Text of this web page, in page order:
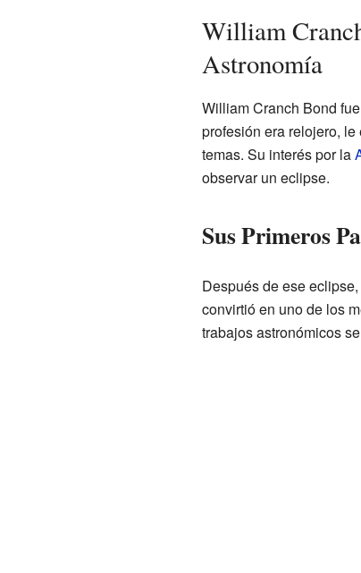
William
Astronomía
William Cranch Bond
profesión era relojero,
temas. Su interés por la
observar un eclipse.
Sus Primeros
Después de ese
convirtió en uno de los
trabajos astronómicos